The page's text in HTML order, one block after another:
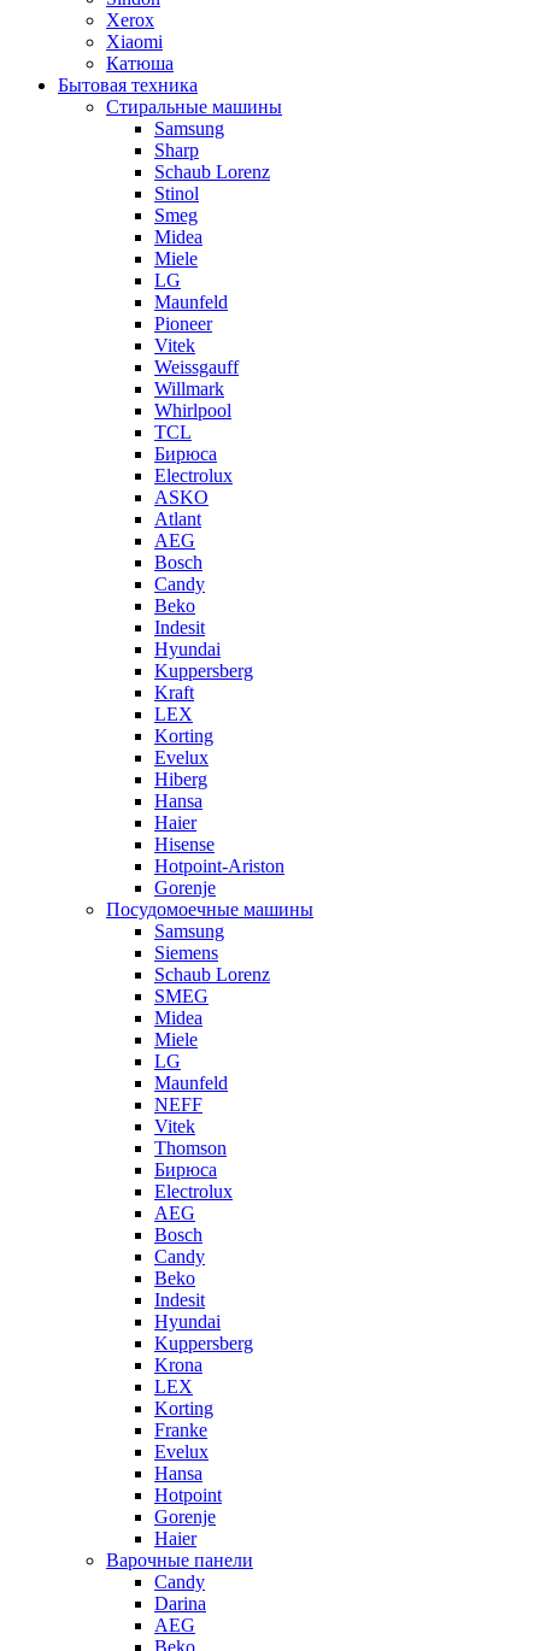
Xerox
Xiaomi
Катюша
Бытовая техника
Стиральные машины
Samsung
Sharp
Schaub Lorenz
Stinol
Smeg
Midea
Miele
LG
Maunfeld
Pioneer
Vitek
Weissgauff
Willmark
Whirlpool
TCL
Бирюса
Electrolux
ASKO
Atlant
AEG
Bosch
Candy
Beko
Indesit
Hyundai
Kuppersberg
Kraft
LEX
Korting
Evelux
Hiberg
Hansa
Haier
Hisense
Hotpoint-Ariston
Gorenje
Посудомоечные машины
Samsung
Siemens
Schaub Lorenz
SMEG
Midea
Miele
LG
Maunfeld
NEFF
Vitek
Thomson
Бирюса
Electrolux
AEG
Bosch
Candy
Beko
Indesit
Hyundai
Kuppersberg
Krona
LEX
Korting
Franke
Evelux
Hansa
Hotpoint
Gorenje
Haier
Варочные панели
Candy
Darina
AEG